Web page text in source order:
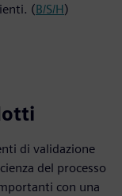
(B/S/H)
di validazione
del processo
con una